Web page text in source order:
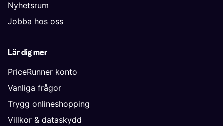
Nyhetsrum
Jobba hos oss
Lär dig mer
PriceRunner konto
Vanliga frågor
Trygg onlineshopping
Villkor & dataskydd